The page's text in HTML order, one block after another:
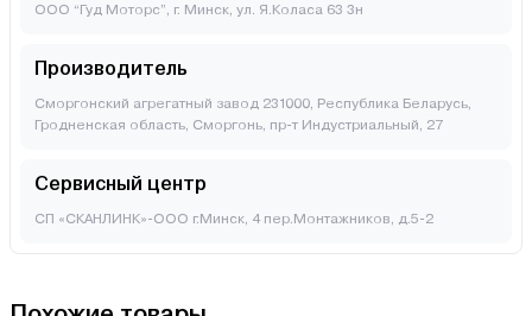
ООО “Гуд Моторс”, г. Минск, ул. Я.Коласа 63 3н
Производитель
Сморгонский агрегатный завод 231000, Республика Беларусь,
Гродненская область, Сморгонь, пр-т Индустриальный, 27
Сервисный центр
СП «СКАНЛИНК»-ООО г.Минск, 4 пер.Монтажников, д.5-2